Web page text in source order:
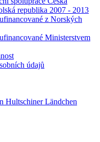
republika 2007 - 2013
z Norských
Ministerstvem
údajů
Hultschiner Ländchen